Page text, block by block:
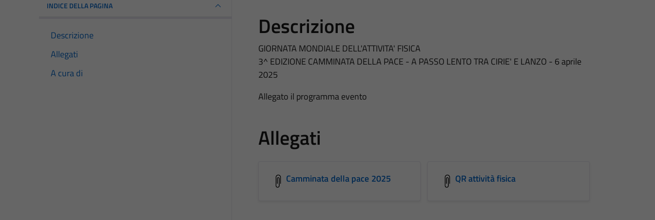
INDICE DELLA PAGINA
Descrizione
Allegati
A cura di
Descrizione
GIORNATA MONDIALE DELL'ATTIVITA' FISICA
3^ EDIZIONE CAMMINATA DELLA PACE - A PASSO LENTO TRA CIRIE' E LANZO - 6 aprile
2025
Allegato il programma evento
Allegati
Camminata della pace 2025 QR attività fisica